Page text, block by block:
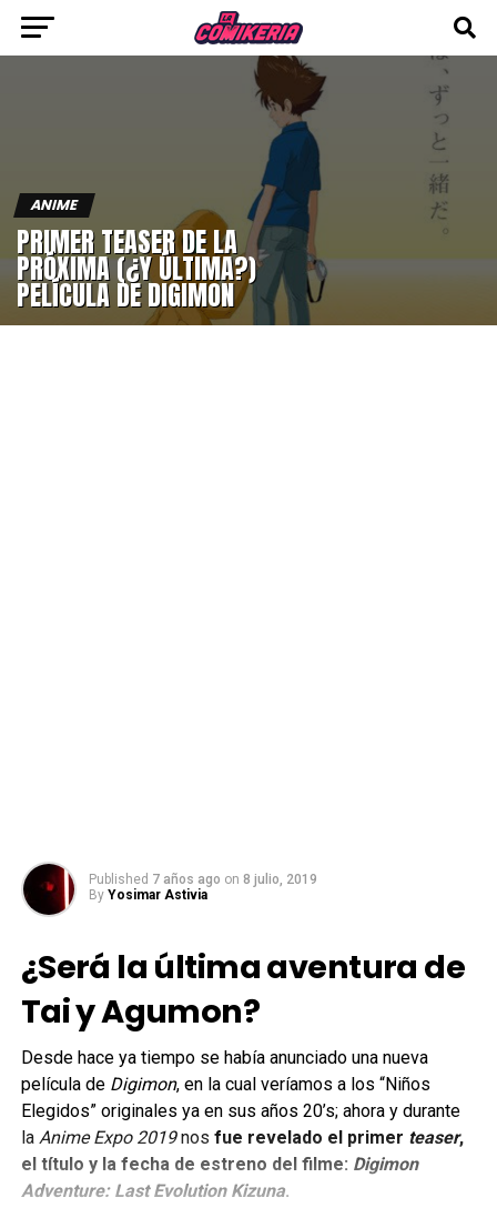
ANIME
PRIMER TEASER DE LA
PRÓXIMA (¿Y ÚLTIMA?)
PELÍCULA DE DIGIMON
Published 7 años ago on 8 julio, 2019
By Yosimar Astivia
¿Será la última aventura de
Tai y Agumon?
Desde hace ya tiempo se había anunciado una nueva
película de Digimon, en la cual veríamos a los “Niños
Elegidos” originales ya en sus años 20’s; ahora y durante
la Anime Expo 2019nos fue revelado el primer teaser,
el título y la fecha de estreno del filme: Digimon
Adventure: Last Evolution Kizuna.